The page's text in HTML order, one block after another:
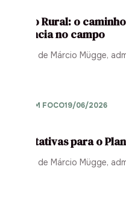
Gestão Rural: o
eficiência no campo
Opinião de Márcio Mügge,
AGRO EM FOCO19/06/2026
Expectativas para o
Opinião de Márcio Mügge,